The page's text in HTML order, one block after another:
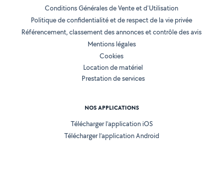
Conditions Générales de Vente et d'Utilisation
Politique de confidentialité et de respect de la vie privée
Référencement, classement des annonces et contrôle des avis
Mentions légales
Cookies
Location de matériel
Prestation de services
NOS APPLICATIONS
Télécharger l’application iOS
Télécharger l’application Android